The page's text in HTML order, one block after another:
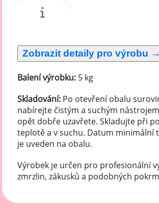
Balení výrobku: 5 kg
Skladování: Po otevření obalu
nabírejte čistým a suchým
opět dobře uzavřete. Skladujte při
teplotě a v suchu. Datum minimální
je uveden na obalu.
Výrobek je určen pro profesionální
zmrzlin, zákusků a podobných